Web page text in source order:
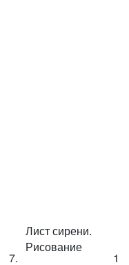
7.
Лист сирени.
Рисование
1